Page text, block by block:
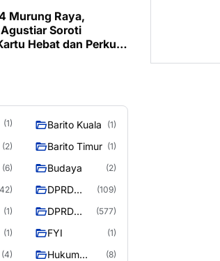
Murung Raya,
Soroti
Hebat dan Perkuat
(1) Barito Kuala (1)
(2) Barito Timur (1)
(6) Budaya (2)
DPRD
Utara
(109)
(1)
DPRD
RAYA
(577)
(1) FYI (1)
(4)
Hukum
(8)